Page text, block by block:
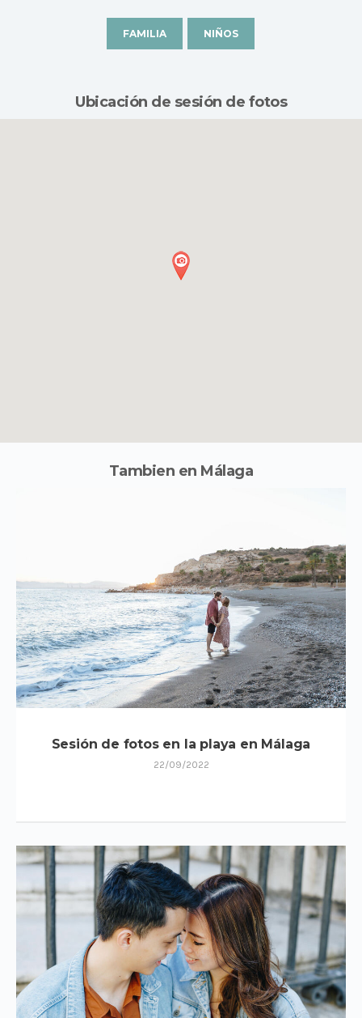
FAMILIA NIÑOS
Ubicación de sesión de fotos
Tambien en Málaga
Sesión de fotos en la playa en Málaga
22/09/2022